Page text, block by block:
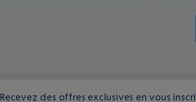
Recevez des offres exclusives en vous